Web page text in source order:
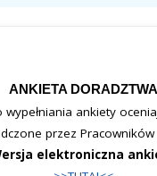
ANKIETA DORADZTWA
wypełniania ankiety
przez Pracowników
elektroniczna